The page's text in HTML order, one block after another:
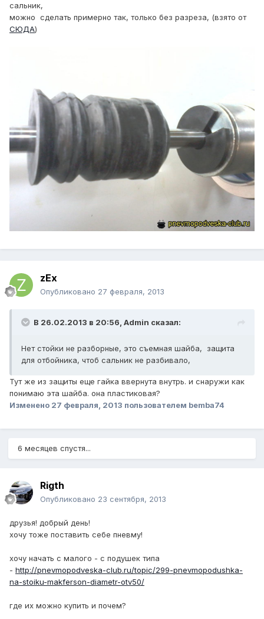
сальник,
можно сделать примерно так, только без разреза, (взято от
СЮДА)
zEx
Опубликовано 27 февраля, 2013
В 26.02.2013 в 20:56, Admin сказал:
Нет стойки не разборные, это съемная шайба, защита
для отбойника, чтоб сальник не разбивало,
Тут же из защиты еще гайка ввернута внутрь. и снаружи как
понимаю эта шайба. она пластиковая?
Изменено 27 февраля, 2013 пользователем bemba74
6 месяцев спустя...
Rigth
Опубликовано 23 сентября, 2013
друзья! добрый день!
хочу тоже поставить себе пневму!
хочу начать с малого - с подушек типа
- http://pnevmopodveska-club.ru/topic/299-pnevmopodushka-
na-stoiku-makferson-diametr-otv50/
где их можно купить и почем?